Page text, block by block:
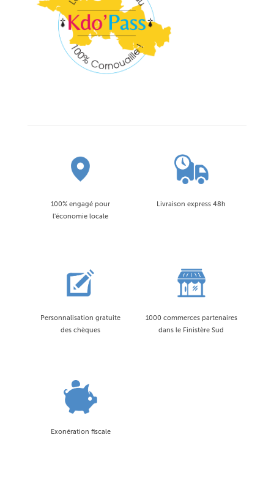
100% engagé pour
l'économie locale
Livraison express 48h
Personnalisation gratuite
des chèques
1000 commerces partenaires
dans le Finistère Sud
Exonération fiscale